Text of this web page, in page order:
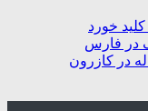
خورد
در فارس